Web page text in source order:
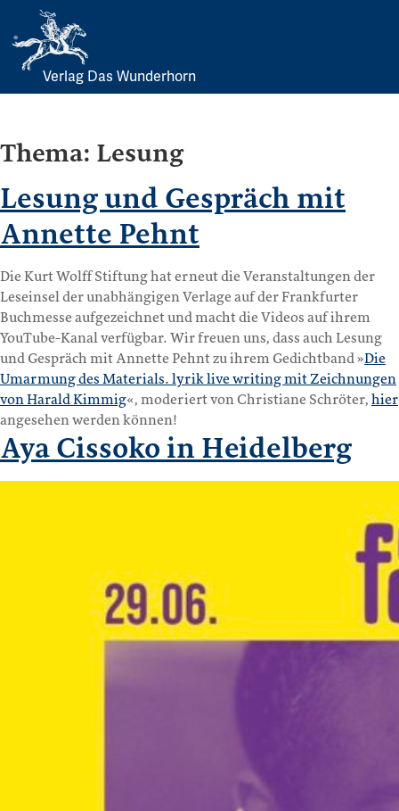
Skip
Verlag Das Wunderhorn
Thema: Lesung
Lesung und Gespräch mit
Annette Pehnt
Die Kurt Wolff Stiftung hat erneut die Veranstaltungen der
Leseinsel der unabhängigen Verlage auf der Frankfurter
Buchmesse aufgezeichnet und macht die Videos auf ihrem
YouTube-Kanal verfügbar. Wir freuen uns, dass auch Lesung
und Gespräch mit Annette Pehnt zu ihrem Gedichtband »Die
Umarmung des Materials. lyrik live writing mit Zeichnungen
von Harald Kimmig«, moderiert von Christiane Schröter, hier
angesehen werden können!
Aya Cissoko in Heidelberg